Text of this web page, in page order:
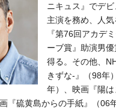
ニキュス』でデ
主演を務め、人
『第76回アカデ
ーブ賞』助演男
得る。その他、
きずな-』（98年
年）、映画『陽
『硫黄島からの手紙』（